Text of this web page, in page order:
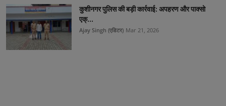
कुशीनगर पुलिस की बड़ी कार्रवाई: अपहरण और पाक्सो
एक्...
Ajay Singh (एडिटर) Mar 21, 2026